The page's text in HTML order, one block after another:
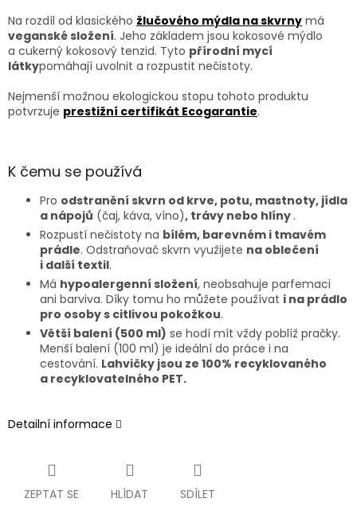
Na rozdíl od klasického žlučového mýdla na skvrny má
veganské složení. Jeho základem jsou kokosové mýdlo
a cukerný kokosový tenzid. Tyto přírodní mycí
látkypomáhají uvolnit a rozpustit nečistoty.
Nejmenší možnou ekologickou stopu tohoto produktu
potvrzuje prestižní certifikát Ecogarantie.
K čemu se používá
Pro odstranění skvrn od krve, potu, mastnoty, jídla
a nápojů (čaj, káva, víno), trávy nebo hlíny .
Rozpustí nečistoty na bílém, barevném i tmavém
prádle. Odstraňovač skvrn využijete na oblečení
i další textil.
Má hypoalergenní složení, neobsahuje parfemaci
ani barviva. Díky tomu ho můžete používat i na prádlo
pro osoby s citlivou pokožkou.
Větší balení (500 ml) se hodí mít vždy poblíž pračky.
Menší balení (100 ml) je ideální do práce i na
cestování. Lahvičky jsou ze 100% recyklovaného
a recyklovatelného PET.
Detailní informace
ZEPTAT SE HLÍDAT SDÍLET